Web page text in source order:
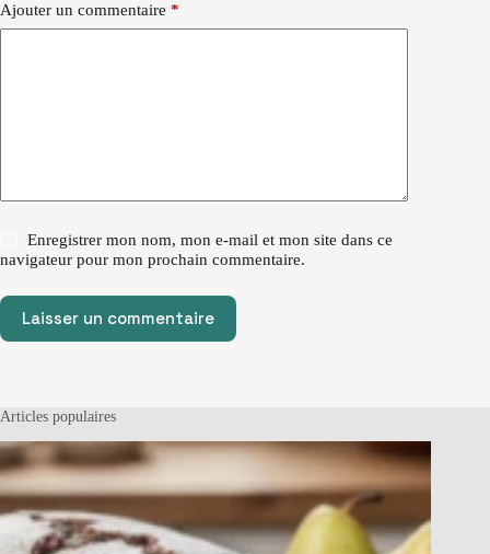
Ajouter un commentaire *
Enregistrer mon nom, mon e-mail et mon site dans ce
navigateur pour mon prochain commentaire.
Laisser un commentaire
Articles populaires